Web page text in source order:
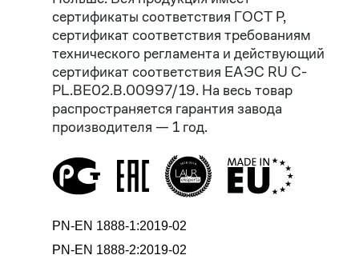
сертификаты соответствия ГОСТ Р,
сертификат соответствия требованиям
технического регламента и действующий
сертификат соответствия EAЭC RU С-
PL.ВЕ02.В.00997/19. На весь товар
распространяется гарантия завода
производителя — 1 год.
PN-EN 1888-1:2019-02
PN-EN 1888-2:2019-02